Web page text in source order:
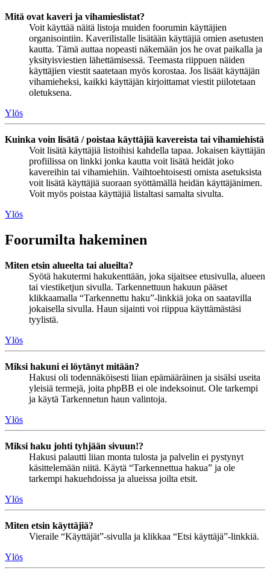
Mitä ovat kaveri ja vihamieslistat?
Voit käyttää näitä listoja muiden foorumin käyttäjien
organisointiin. Kaverilistalle lisätään käyttäjiä omien asetusten
kautta. Tämä auttaa nopeasti näkemään jos he ovat paikalla ja
yksityisviestien lähettämisessä. Teemasta riippuen näiden
käyttäjien viestit saatetaan myös korostaa. Jos lisäät käyttäjän
vihamieheksi, kaikki käyttäjän kirjoittamat viestit piilotetaan
oletuksena.
Ylös
Kuinka voin lisätä / poistaa käyttäjiä kavereista tai vihamiehistä
Voit lisätä käyttäjiä listoihisi kahdella tapaa. Jokaisen käyttäjän
profiilissa on linkki jonka kautta voit lisätä heidät joko
kavereihin tai vihamiehiin. Vaihtoehtoisesti omista asetuksista
voit lisätä käyttäjiä suoraan syöttämällä heidän käyttäjänimen.
Voit myös poistaa käyttäjiä listaltasi samalta sivulta.
Ylös
Foorumilta hakeminen
Miten etsin alueelta tai alueilta?
Syötä hakutermi hakukenttään, joka sijaitsee etusivulla, alueen
tai viestiketjun sivulla. Tarkennettuun hakuun pääset
klikkaamalla “Tarkennettu haku”-linkkiä joka on saatavilla
jokaisella sivulla. Haun sijainti voi riippua käyttämästäsi
tyylistä.
Ylös
Miksi hakuni ei löytänyt mitään?
Hakusi oli todennäköisesti liian epämääräinen ja sisälsi useita
yleisiä termejä, joita phpBB ei ole indeksoinut. Ole tarkempi
ja käytä Tarkennetun haun valintoja.
Ylös
Miksi haku johti tyhjään sivuun!?
Hakusi palautti liian monta tulosta ja palvelin ei pystynyt
käsittelemään niitä. Käytä “Tarkennettua hakua” ja ole
tarkempi hakuehdoissa ja alueissa joilta etsit.
Ylös
Miten etsin käyttäjiä?
Vieraile “Käyttäjät”-sivulla ja klikkaa “Etsi käyttäjä”-linkkiä.
Ylös